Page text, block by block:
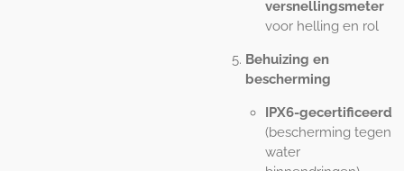
versnellingsmeter
voor helling en rol
Behuizing en
bescherming
IPX6-gecertificeerd
(bescherming tegen
water